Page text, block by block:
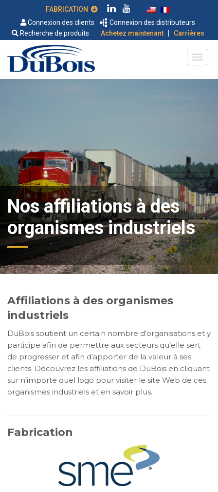
Connexion des clients
Connexion des distributeurs
Recherche de produits
Achetez maintenant | Carrières
Nos affiliations à des
organismes industriels
Affiliations à des organismes
industriels
DuBois soutient un certain nombre d’organisations et y
participe afin de permettre aux secteurs qu’elle sert
de progresser et afin d’apporter de la valeur à ses
clients. Découvrez les affiliations de DuBois en cliquant
sur n’importe quel logo pour visiter le site Web de ces
organismes industriels et en savoir plus.
Fabrication